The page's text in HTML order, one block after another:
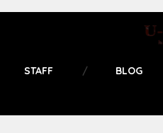
STAFF BLOG